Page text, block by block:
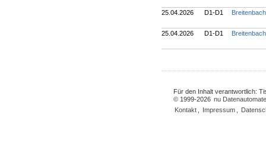
25.04.2026 D1-D1
25.04.2026 D1-D1
Für den Inhalt verantwortlich:
© 1999-2026 nu
Kontakt
Impressum